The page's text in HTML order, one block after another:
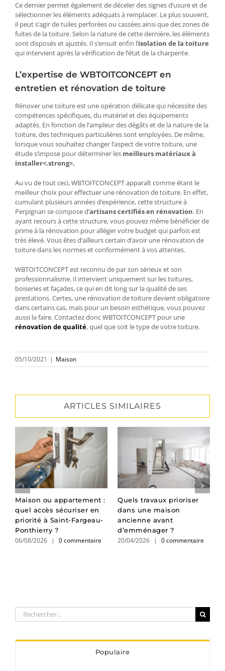
Ce dernier permet également de déceler des signes d’usure et de
sélectionner les éléments adéquats à remplacer. Le plus souvent,
il peut s’agir de tuiles perforées ou cassées ainsi que des zones de
fuites de la toiture. Selon la nature de cette dernière, les éléments
sont disposés et ajustés. Il s’ensuit enfin l’isolation de la toiture
qui intervient après la vérification de l’état de la charpente.
L’expertise de WBTOITCONCEPT en
entretien et rénovation de toiture
Rénover une toiture est une opération délicate qui nécessite des
compétences spécifiques, du matériel et des équipements
adaptés. En fonction de l’ampleur des dégâts et de la nature de la
toiture, des techniques particulières sont employées. De même,
lorsque vous souhaitez changer l’aspect de votre toiture, une
étude s’impose pour déterminer les meilleurs matériaux à
installer<.strong>.
Au vu de tout ceci, WBTOITCONCEPT apparaît comme étant le
meilleur choix pour effectuer une rénovation de toiture. En effet,
cumulant plusieurs années d’expérience, cette structure à
Perpignan se compose d’artisans certifiés en rénovation. En
ayant recours à cette structure, vous pouvez même bénéficier de
prime à la rénovation pour alléger votre budget qui parfois est
très élevé. Vous êtes d’ailleurs certain d’avoir une rénovation de
toiture dans les normes et conformément à vos attentes.
WBTOITCONCEPT est reconnu de par son sérieux et son
professionnalisme. Il intervient uniquement sur les toitures,
boiseries et façades, ce qui en dit long sur la qualité de ses
prestations. Certes, une rénovation de toiture devient obligatoire
dans certains cas, mais pour un besoin esthétique, vous pouvez
aussi la faire. Contactez donc WBTOITCONCEPT pour une
rénovation de qualité, quel que soit le type de votre toiture.
05/10/2021 | Maison
ARTICLES SIMILAIRES
Maison ou appartement :
quel accès sécuriser en
priorité à Saint-Fargeau-
Ponthierry ?
06/08/2026 | 0 commentaire
Quels travaux prioriser
dans une maison
ancienne avant
d’emménager ?
20/04/2026 | 0 commentaire
Rechercher:
Populaire